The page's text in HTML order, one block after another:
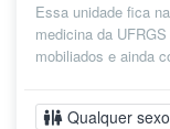
Essa unidade fica
medicina da
mobiliados e ainda
Qualquer sexo